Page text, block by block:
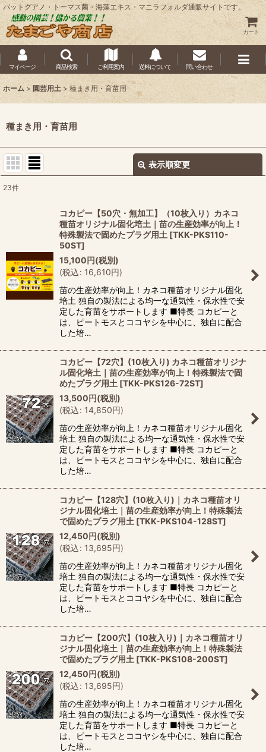
バットグアノ・トーマス菌・海藻エキス・マニラフォルダ通販サイトです。
カート
マイページ 商品検索 ご利用案内 送料について 問い合わせ
ホーム > 園芸用土 > 種まき用・育苗用
種まき用・育苗用
表示順変更
絞り込む
23件
コカピー【50穴・無加工】（10枚入り）カネコ
種苗オリジナル固化培土｜苗の生産効率が向上！
特殊製法で固めたプラグ用土 [TKK-PKS110-
50ST]
15,100円(税別)
(税込: 16,610円)
苗の生産効率が向上！カネコ種苗オリジナル固化
培土 独自の製法による均一な通気性・保水性で安
定した育苗をサポートします ■特長 コカピーと
は、ピートモスとココヤシを中心に、独自に配合
した培…
コカピー【72穴】(10枚入り) カネコ種苗オリジナ
ル固化培土｜苗の生産効率が向上！特殊製法で固
めたプラグ用土 [TKK-PKS126-72ST]
13,500円(税別)
(税込: 14,850円)
苗の生産効率が向上！カネコ種苗オリジナル固化
培土 独自の製法による均一な通気性・保水性で安
定した育苗をサポートします ■特長 コカピーと
は、ピートモスとココヤシを中心に、独自に配合
した培…
コカピー【128穴】(10枚入り)｜カネコ種苗オリ
ジナル固化培土｜苗の生産効率が向上！特殊製法
で固めたプラグ用土 [TKK-PKS104-128ST]
12,450円(税別)
(税込: 13,695円)
苗の生産効率が向上！カネコ種苗オリジナル固化
培土 独自の製法による均一な通気性・保水性で安
定した育苗をサポートします ■特長 コカピーと
は、ピートモスとココヤシを中心に、独自に配合
した培…
コカピー【200穴】(10枚入り)｜カネコ種苗オリ
ジナル固化培土｜苗の生産効率が向上！特殊製法
で固めたプラグ用土 [TKK-PKS108-200ST]
12,450円(税別)
(税込: 13,695円)
苗の生産効率が向上！カネコ種苗オリジナル固化
培土 独自の製法による均一な通気性・保水性で安
定した育苗をサポートします ■特長 コカピーと
は、ピートモスとココヤシを中心に、独自に配合
した培…